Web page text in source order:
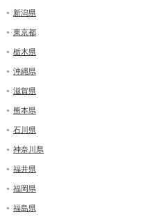
新潟県
東京都
栃木県
沖縄県
滋賀県
熊本県
石川県
神奈川県
福井県
福岡県
福島県